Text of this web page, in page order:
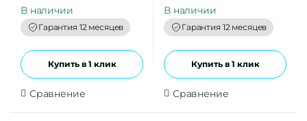
t
o
f
5
В наличии
Гарантия 12 месяцев
Купить в 1 клик
Сравнение
t
o
f
5
В наличии
Гарантия 12 месяцев
Купить в 1 клик
Сравнение